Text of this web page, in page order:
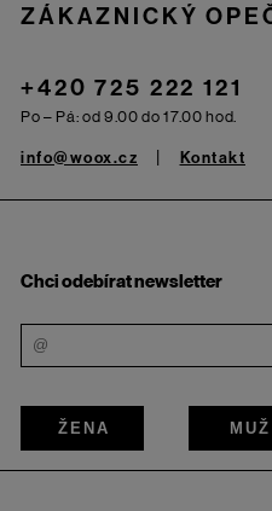
ZÁKAZNICKÝ
+420 725 222 121
Po – Pá: od 9.00 do 17.00 hod.
info@woox.cz Kontakt
Chci odebírat newsletter
ŽENA MUŽ